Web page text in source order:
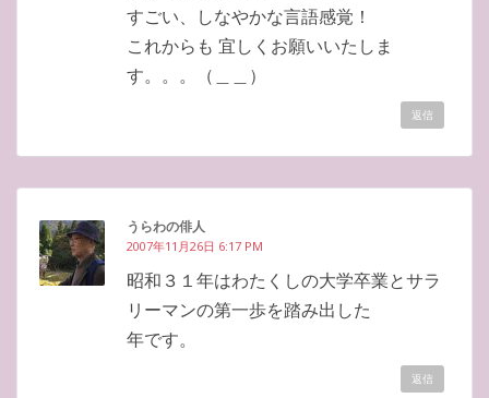
すごい、しなやかな言語感覚！
これからも 宜しくお願いいたしま
す。。。（＿＿）
返信
うらわの俳人
2007年11月26日 6:17 PM
昭和３１年はわたくしの大学卒業とサラ
リーマンの第一歩を踏み出した
年です。
返信